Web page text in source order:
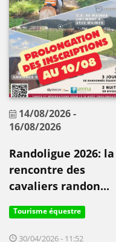
14/08/2026-
16/08/2026
Randoligue 2026: la
rencontre des
cavaliers randon...
Tourisme équestre
30/04/2026 - 11:52